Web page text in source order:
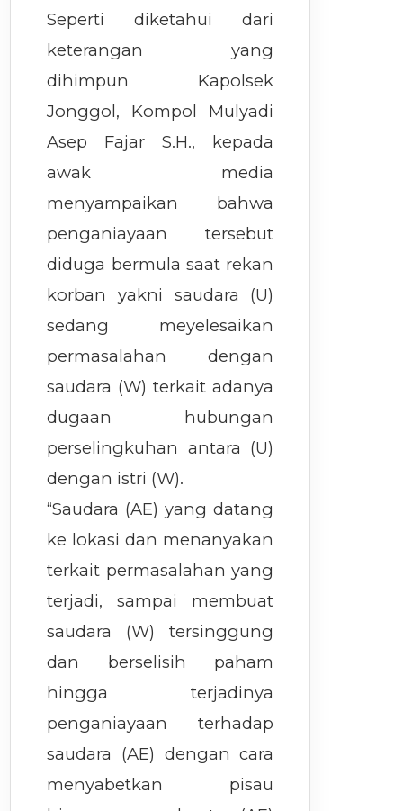
Seperti diketahui dari
keterangan yang
dihimpun Kapolsek
Jonggol, Kompol Mulyadi
Asep Fajar S.H., kepada
awak media
menyampaikan bahwa
penganiayaan tersebut
diduga bermula saat rekan
korban yakni saudara (U)
sedang meyelesaikan
permasalahan dengan
saudara (W) terkait adanya
dugaan hubungan
perselingkuhan antara (U)
dengan istri (W).
“Saudara (AE) yang datang
ke lokasi dan menanyakan
terkait permasalahan yang
terjadi, sampai membuat
saudara (W) tersinggung
dan berselisih paham
hingga terjadinya
penganiayaan terhadap
saudara (AE) dengan cara
menyabetkan pisau